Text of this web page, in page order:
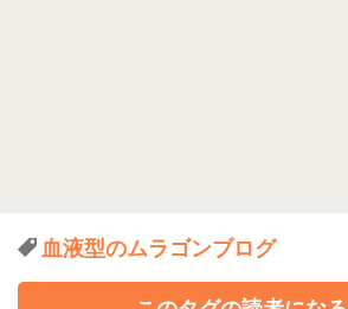
血液型のムラゴンブログ